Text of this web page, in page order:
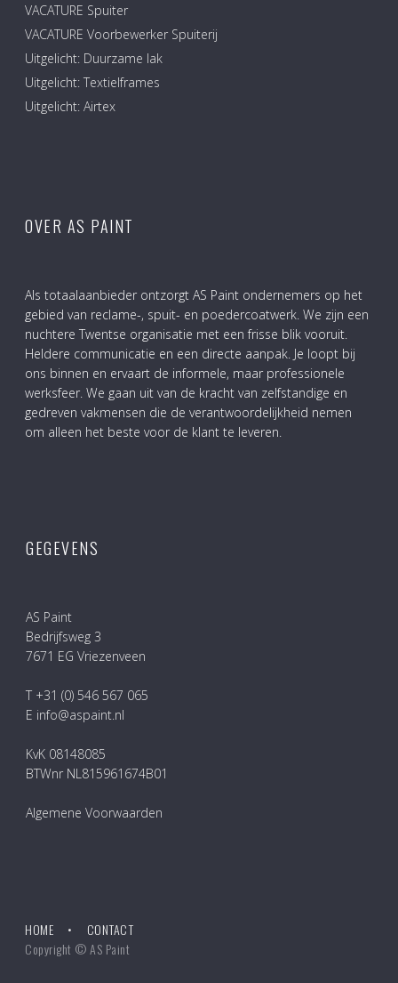
VACATURE Spuiter
VACATURE Voorbewerker Spuiterij
Uitgelicht: Duurzame lak
Uitgelicht: Textielframes
Uitgelicht: Airtex
OVER AS PAINT
Als totaalaanbieder ontzorgt AS Paint ondernemers op het
gebied van reclame-, spuit- en poedercoatwerk. We zijn een
nuchtere Twentse organisatie met een frisse blik vooruit.
Heldere communicatie en een directe aanpak. Je loopt bij
ons binnen en ervaart de informele, maar professionele
werksfeer. We gaan uit van de kracht van zelfstandige en
gedreven vakmensen die de verantwoordelijkheid nemen
om alleen het beste voor de klant te leveren.
GEGEVENS
AS Paint
Bedrijfsweg 3
7671 EG Vriezenveen
T +31 (0) 546 567 065
E info@aspaint.nl
KvK 08148085
BTWnr NL815961674B01
Algemene Voorwaarden
HOME
CONTACT
Copyright © AS Paint